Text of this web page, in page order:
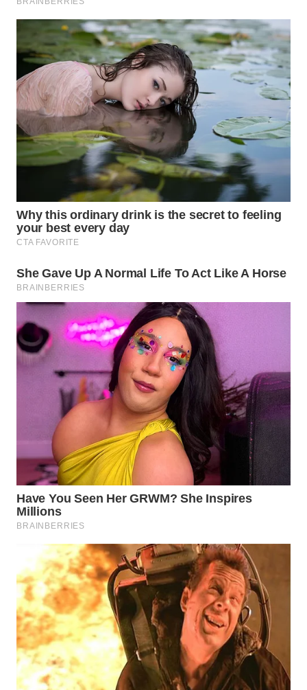
TANGERANG
WN
BINJAI
WN
CIREBON
WN
INDRAMAYU
KUNINGAN
WN
SUBANG
WN
SUKABUMI
WN
PURWAKARTA
WN
PRIANGAN
TIMUR
WN
SEMARANG
WN
SOLO
WN
BOROBUDUR
WN
MADURA